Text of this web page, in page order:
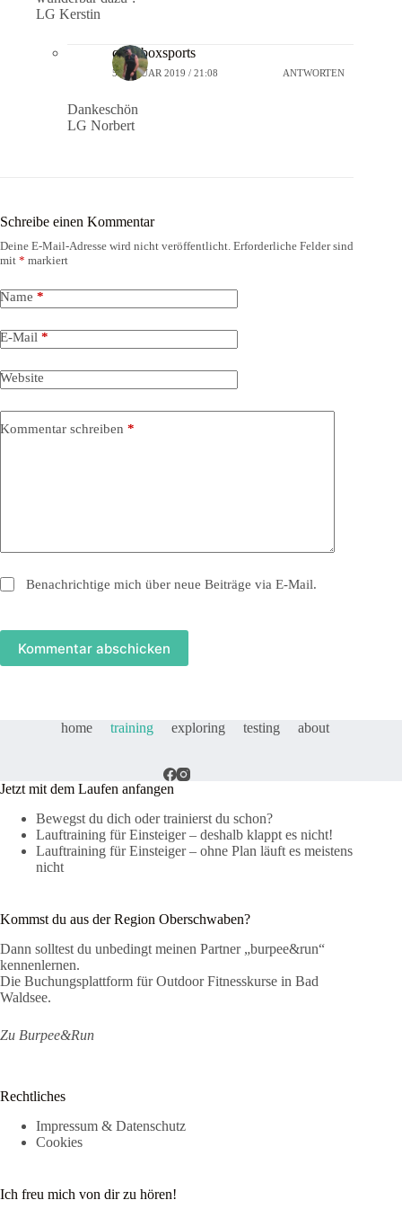
LG Kerstin
crossboxsports
5. JANUAR 2019 / 21:08 ANTWORTEN
Dankeschön
LG Norbert
Schreibe einen Kommentar
Deine E-Mail-Adresse wird nicht veröffentlicht. Erforderliche Felder sind
mit * markiert
Name *
E-Mail *
Website
Kommentar schreiben *
Benachrichtige mich über neue Beiträge via E-Mail.
Kommentar abschicken
home training exploring testing about
Jetzt mit dem Laufen anfangen
Bewegst du dich oder trainierst du schon?
Lauftraining für Einsteiger – deshalb klappt es nicht!
Lauftraining für Einsteiger – ohne Plan läuft es meistens
nicht
Kommst du aus der Region Oberschwaben?
Dann solltest du unbedingt meinen Partner „burpee&run“
kennenlernen.
Die Buchungsplattform für Outdoor Fitnesskurse in Bad
Waldsee.
Zu Burpee&Run
Rechtliches
Impressum & Datenschutz
Cookies
Ich freu mich von dir zu hören!